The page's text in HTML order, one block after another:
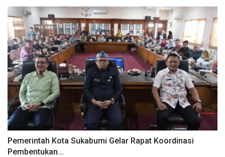
Pemerintah Kota Sukabumi Gelar Rapat Koordinasi
Pembentukan...